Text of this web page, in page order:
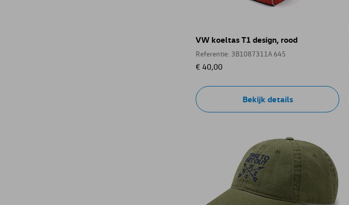
VW koeltas T1 design, rood
Referentie: 3B1087311A 645
€ 40,00
Bekijk details